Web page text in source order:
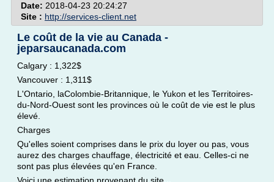
Date: 2018-04-23 20:24:27
Site : http://services-client.net
Le coût de la vie au Canada -
jeparsaucanada.com
Calgary : 1,322$
Vancouver : 1,311$
L'Ontario, laColombie-Britannique, le Yukon et les Territoires-
du-Nord-Ouest sont les provinces où le coût de vie est le plus
élevé.
Charges
Qu'elles soient comprises dans le prix du loyer ou pas, vous
aurez des charges chauffage, électricité et eau. Celles-ci ne
sont pas plus élevées qu'en France.